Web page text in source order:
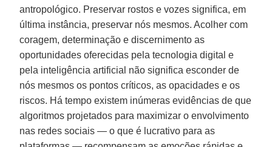
antropológico. Preservar rostos e vozes significa, em
última instância, preservar nós mesmos. Acolher com
coragem, determinação e discernimento as
oportunidades oferecidas pela tecnologia digital e
pela inteligência artificial não significa esconder de
nós mesmos os pontos críticos, as opacidades e os
riscos. Há tempo existem inúmeras evidências de que
algoritmos projetados para maximizar o envolvimento
nas redes sociais — o que é lucrativo para as